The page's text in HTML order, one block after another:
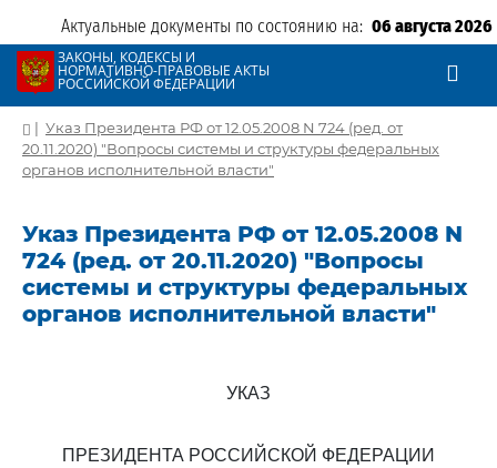
Актуальные документы по состоянию на: 06 августа 2026
ЗАКОНЫ, КОДЕКСЫ И
НОРМАТИВНО-ПРАВОВЫЕ АКТЫ
РОССИЙСКОЙ ФЕДЕРАЦИИ
| Указ Президента РФ от 12.05.2008 N 724 (ред. от
20.11.2020) "Вопросы системы и структуры федеральных
органов исполнительной власти"
Указ Президента РФ от 12.05.2008 N
724 (ред. от 20.11.2020) "Вопросы
системы и структуры федеральных
органов исполнительной власти"
УКАЗ
ПРЕЗИДЕНТА РОССИЙСКОЙ ФЕДЕРАЦИИ